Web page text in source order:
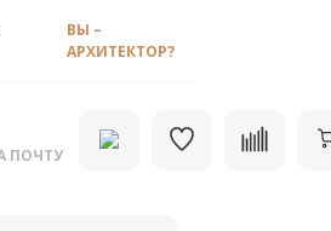
ВЫ –
АРХИТЕКТОР?
ПОЧТУ